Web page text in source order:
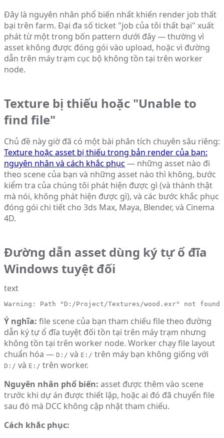
Đây là nguyên nhân phổ biến nhất khiến render job thất
bại trên farm. Đại đa số ticket "job của tôi thất bại" xuất
phát từ một trong bốn pattern dưới đây — thường vì
asset không được đóng gói vào upload, hoặc vì đường
dẫn trên máy trạm cục bộ không tồn tại trên worker
node.
Texture bị thiếu hoặc "Unable to
find file"
Chủ đề này giờ đã có một bài phân tích chuyên sâu riêng:
Texture hoặc asset bị thiếu trong bản render của bạn:
nguyên nhân và cách khắc phục — những asset nào đi
theo scene của bạn và những asset nào thì không, bước
kiểm tra của chúng tôi phát hiện được gì (và thành thật
mà nói, không phát hiện được gì), và các bước khắc phục
đóng gói chi tiết cho 3ds Max, Maya, Blender, và Cinema
4D.
Đường dẫn asset dùng ký tự ổ đĩa
Windows tuyệt đối
text
Warning: Path "D:/Project/Textures/wood.exr" not found
Ý nghĩa: file scene của bạn tham chiếu file theo đường
dẫn ký tự ổ đĩa tuyệt đối tồn tại trên máy trạm nhưng
không tồn tại trên worker node. Worker chạy file layout
chuẩn hóa — D:/ và E:/ trên máy bạn không giống với
D:/ và E:/ trên worker.
Nguyên nhân phổ biến: asset được thêm vào scene
trước khi dự án được thiết lập, hoặc ai đó đã chuyển file
sau đó mà DCC không cập nhật tham chiếu.
Cách khắc phục: